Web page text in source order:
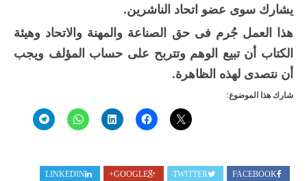
يشارك سوى عضو اتحاد الناشرين.
هذا العمل جُرم فى حق الصناعة والمهنة والاتحاد وهيئة
الكتاب أن تبيع الوهم وتتربح على حساب المؤلف ويجب
أن نتصدى لهذه الظاهرة.
شارك هذا الموضوع:
FACEBOOK
TWITTER
GOOGLE+
LINKEDIN